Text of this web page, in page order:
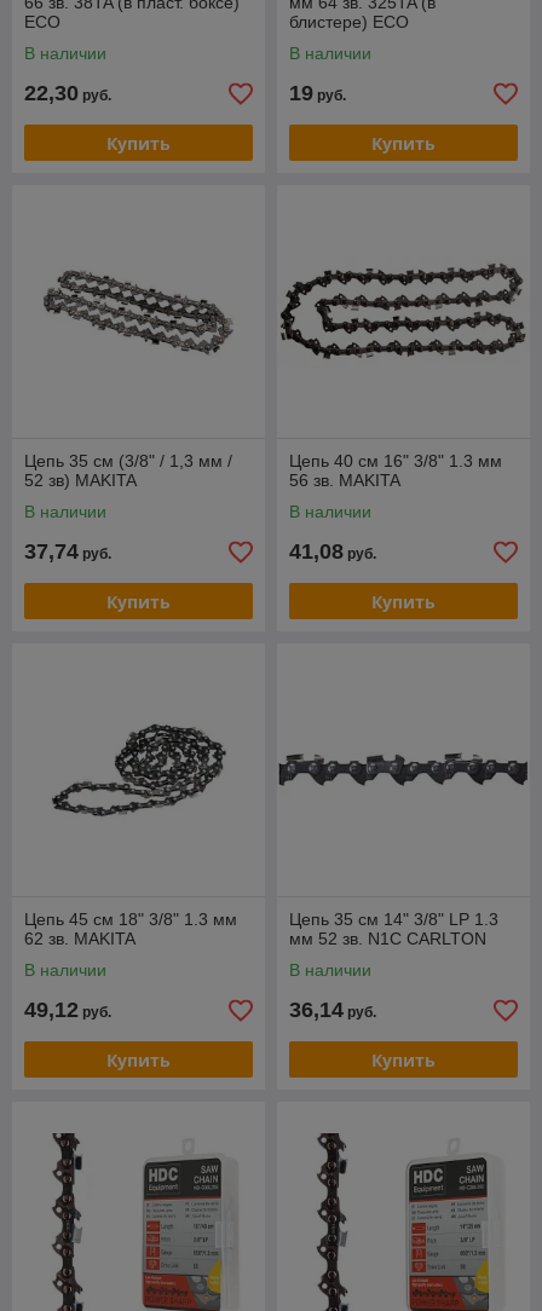
ECO
В наличии
22,30 руб.
Купить
блистере) ECO
В наличии
19 руб.
Купить
Цепь 35 см (3/8" / 1,3 мм /
52 зв) MAKITA
В наличии
37,74 руб.
Купить
Цепь 40 см 16" 3/8" 1.3 мм
56 зв. MAKITA
В наличии
41,08 руб.
Купить
Цепь 45 см 18" 3/8" 1.3 мм
62 зв. MAKITA
В наличии
49,12 руб.
Купить
Цепь 35 см 14" 3/8" LP 1.3
мм 52 зв. N1C CARLTON
В наличии
36,14 руб.
Купить